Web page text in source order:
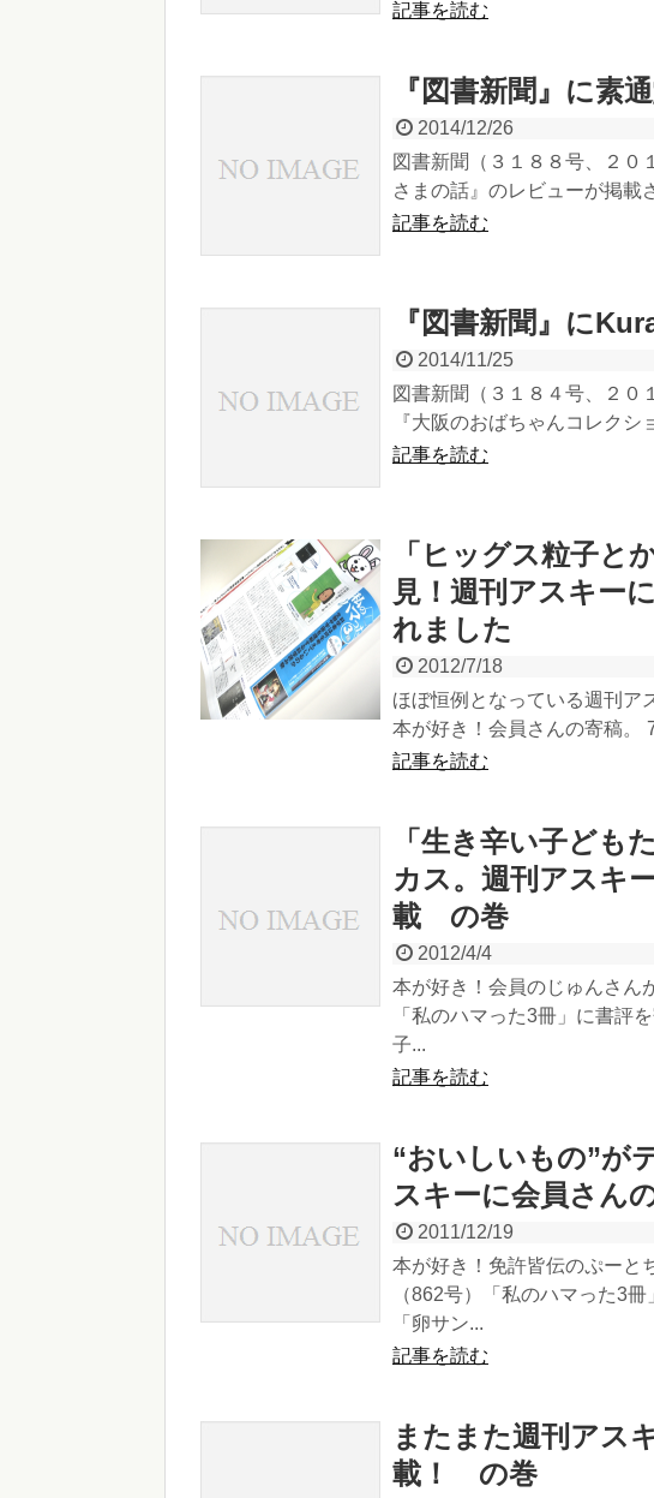
記事を読む
『図書新聞』に素
2014/12/26
図書新聞（３１８８号、２０
さまの話』のレビューが掲載
記事を読む
『図書新聞』に
2014/11/25
図書新聞（３１８４号、２０
『大阪のおばちゃんコレク
記事を読む
「ヒッグス粒子
見！週刊アスキー
れました
2012/7/18
ほぼ恒例となっている週刊ア
本が好き！会員さんの寄稿。
記事を読む
「生き辛い子ども
カス。週刊アスキ
載 の巻
2012/4/4
本が好き！会員のじゅんさん
「私のハマった3冊」に書評
子...
記事を読む
“おいしいもの”が
スキーに会員さん
2011/12/19
本が好き！免許皆伝のぷーと
（862号）「私のハマった3
「卵サン...
記事を読む
またまた週刊アス
載！ の巻